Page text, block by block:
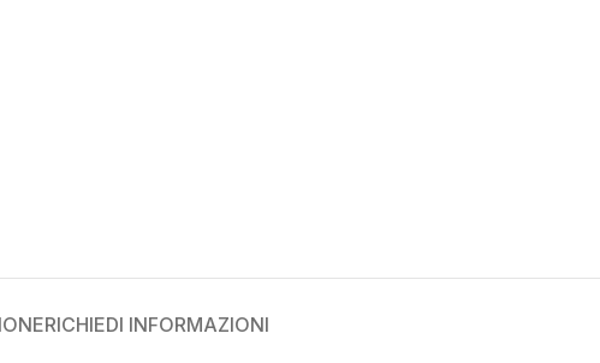
RICHIEDI INFORMAZIONI